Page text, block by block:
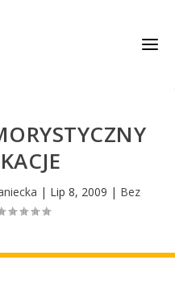
| Lip 8, 2009 | Bez